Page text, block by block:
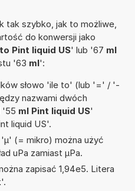
tak szybko, jak to możliwe,
do konwersji jako
Pint liquid US' lub '67 ml
'63 ml':
słowo 'ile to' (lub '=' / '-
nazwami dwóch
'55 ml Pint liquid US'
liquid US'.
(= mikro) można użyć
uPa zamiast µPa.
zapisać 1,94e5. Litera